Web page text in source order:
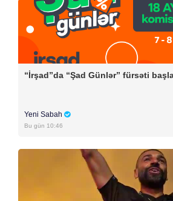
“İrşad”da “Şad Günlər” fürsəti
Yeni Sabah
Bu gün 10:46